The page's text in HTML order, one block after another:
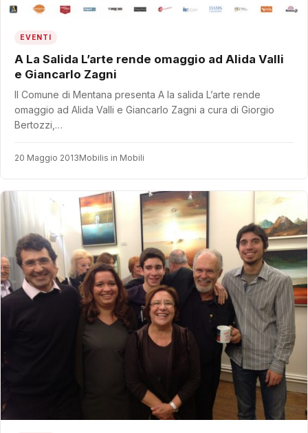
EVENTI
A La Salida L’arte rende omaggio ad Alida Valli
e Giancarlo Zagni
Il Comune di Mentana presenta A la salida L’arte rende
omaggio ad Alida Valli e Giancarlo Zagni a cura di Giorgio
Bertozzi,…
20 Maggio 2013Mobilis in Mobili